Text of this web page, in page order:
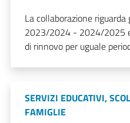
La collaborazione
2023/2024 - 2024/2025
di rinnovo per uguale
SERVIZI EDUCATIVI,
FAMIGLIE